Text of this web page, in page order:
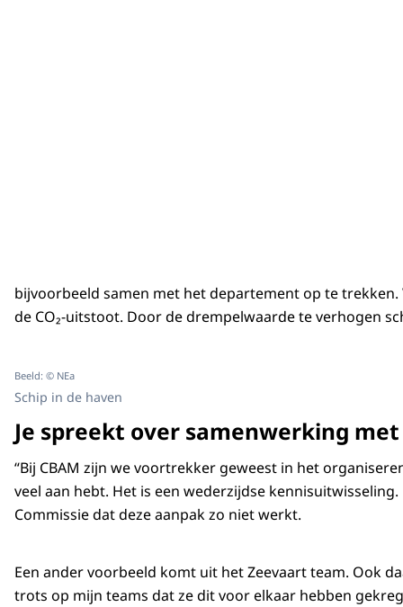
bijvoorbeeld samen met het departement op te
de CO₂-uitstoot. Door de drempelwaarde te verhogen
Beeld: © NEa
Schip in de haven
Je spreekt over samenwerking
“Bij CBAM zijn we voortrekker geweest in het
veel aan hebt. Het is een wederzijdse
Commissie dat deze aanpak zo niet werkt.
Een ander voorbeeld komt uit het Zeevaart team. Ook
trots op mijn teams dat ze dit voor elkaar hebben